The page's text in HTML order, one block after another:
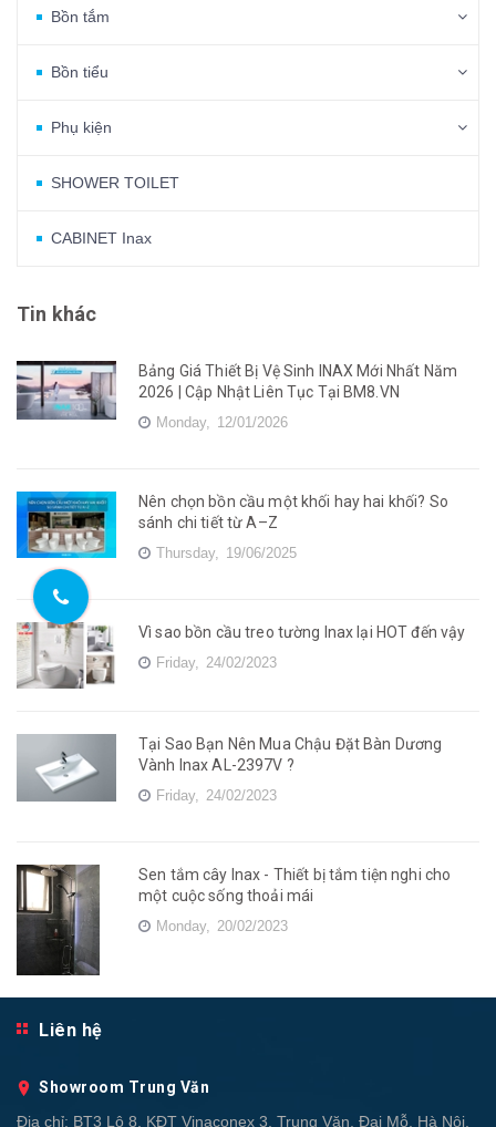
Bồn tắm
Bồn tiểu
Phụ kiện
SHOWER TOILET
CABINET Inax
Tin khác
Bảng Giá Thiết Bị Vệ Sinh INAX Mới Nhất Năm
2026 | Cập Nhật Liên Tục Tại BM8.VN
Monday, 12/01/2026
Nên chọn bồn cầu một khối hay hai khối? So
sánh chi tiết từ A–Z
Thursday, 19/06/2025
Vì sao bồn cầu treo tường Inax lại HOT đến vậy
Friday, 24/02/2023
Tại Sao Bạn Nên Mua Chậu Đặt Bàn Dương
Vành Inax AL-2397V ?
Friday, 24/02/2023
Sen tắm cây Inax - Thiết bị tắm tiện nghi cho
một cuộc sống thoải mái
Monday, 20/02/2023
Liên hệ
Showroom Trung Văn
Địa chỉ: BT3 Lô 8, KĐT Vinaconex 3, Trung Văn, Đại Mỗ, Hà Nội,